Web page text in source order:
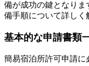
備が成功の鍵となり
備手順について詳しく
基本的な申請書類
簡易宿泊所許可申請に